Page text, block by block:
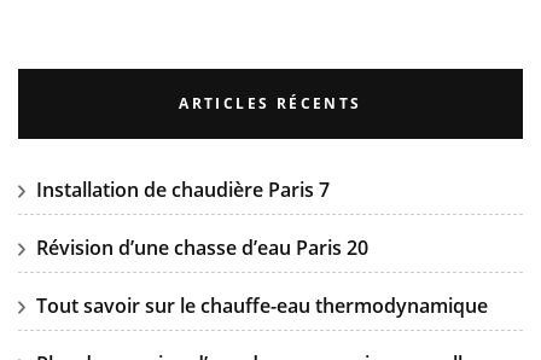
ARTICLES RÉCENTS
Installation de chaudière Paris 7
Révision d’une chasse d’eau Paris 20
Tout savoir sur le chauffe-eau thermodynamique